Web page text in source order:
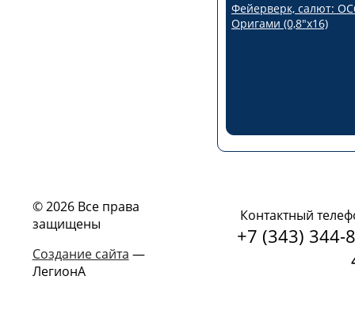
Фейерверк, салют:
Оригами (0,8"х16)
© 2026 Все права
защищены
Создание сайта —
ЛегионА
Контактный
+7 (343) 344-